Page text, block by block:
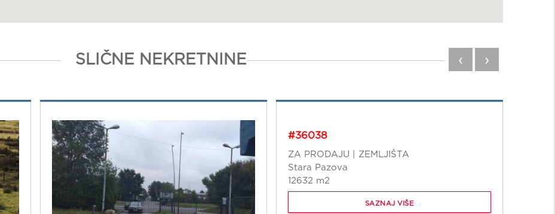
SLIČNE NEKRETNINE ‹ ›
#36038
ZA PRODAJU | ZEMLJIŠTA
Stara Pazova
12632 m2
SAZNAJ VIŠE